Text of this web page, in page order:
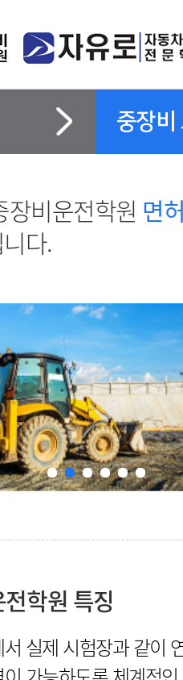
중장비
장비운전학원 면
다.
학원 특징
실제 시험장과 같이